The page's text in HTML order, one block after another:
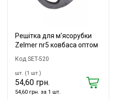
Решітка для м'ясорубки
Zelmer nr5 ковбаса оптом
Код SET-520
шт. (1 шт.)
54,60 грн.
54,60 грн. за 1 шт.